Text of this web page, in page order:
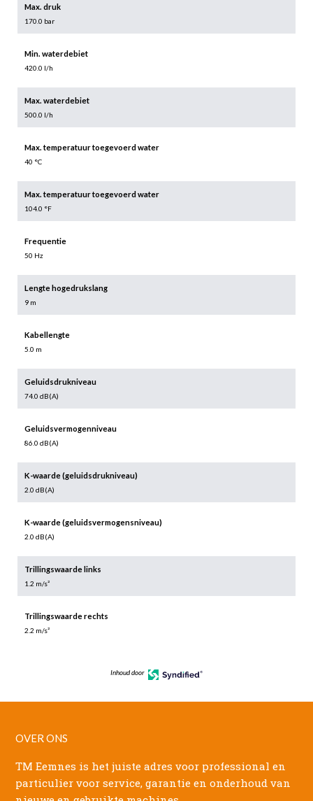
Max. druk
170.0 bar
Min. waterdebiet
420.0 l/h
Max. waterdebiet
500.0 l/h
Max. temperatuur toegevoerd water
40 °C
Max. temperatuur toegevoerd water
104.0 °F
Frequentie
50 Hz
Lengte hogedrukslang
9 m
Kabellengte
5.0 m
Geluidsdrukniveau
74.0 dB(A)
Geluidsvermogenniveau
86.0 dB(A)
K-waarde (geluidsdrukniveau)
2.0 dB(A)
K-waarde (geluidsvermogensniveau)
2.0 dB(A)
Trillingswaarde links
1.2 m/s²
Trillingswaarde rechts
2.2 m/s²
Inhoud door
OVER ONS
TM Eemnes is het juiste adres voor professional en
particulier voor service, garantie en onderhoud van